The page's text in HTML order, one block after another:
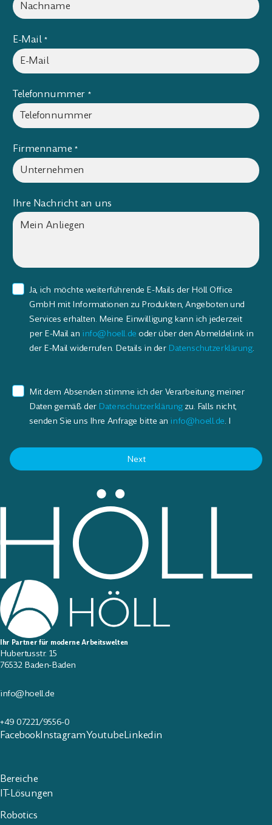
E-Mail *
Telefonnummer *
Firmenname *
Ihre Nachricht an uns
Ja, ich möchte weiterführende E-Mails der Höll Office
GmbH mit Informationen zu Produkten, Angeboten und
Services erhalten. Meine Einwilligung kann ich jederzeit
per E-Mail an info@hoell.de oder über den Abmeldelink in
der E-Mail widerrufen. Details in der Datenschutzerklärung.
Mit dem Absenden stimme ich der Verarbeitung meiner
Daten gemäß der Datenschutzerklärungzu. Falls nicht,
senden Sie uns Ihre Anfrage bitte an info@hoell.de. I
Next
Ihr Partner für moderne Arbeitswelten
Hubertusstr. 15
76532 Baden-Baden
info@hoell.de
+49 07221/9556-0
FacebookInstagramYoutubeLinkedin
Bereiche
IT-Lösungen
Robotics